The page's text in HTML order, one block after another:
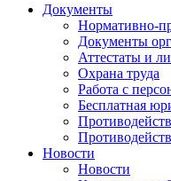
Документы
Нормативно-
Документы
Аттестаты и
Охрана труда
Работа с
Бесплатная
Новости
Новости